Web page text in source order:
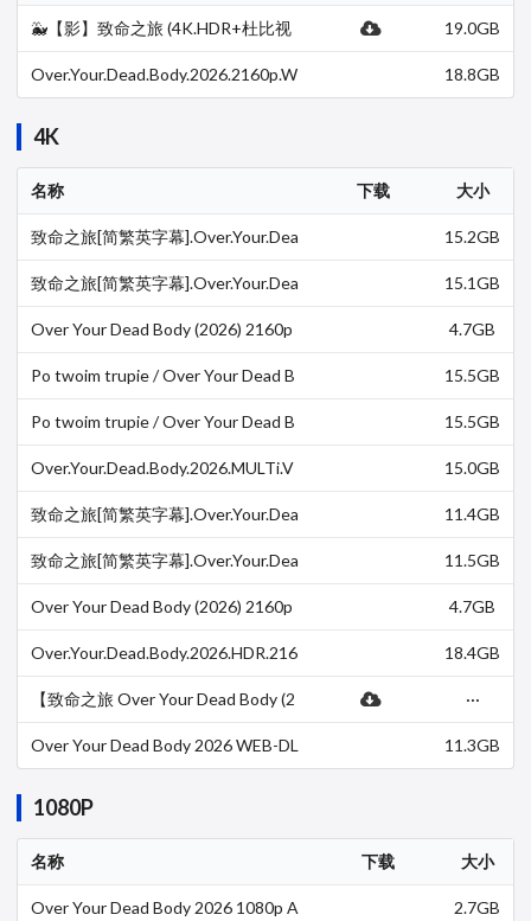
🐳【影】致命之旅 (4K.HDR+杜比视
19.0GB
Over.Your.Dead.Body.2026.2160p.W
18.8GB
4K
名称 下载 大小
致命之旅[简繁英字幕].Over.Your.Dea
DDP.5.1.H.265-D…
15.2GB
致命之旅[简繁英字幕].Over.Your.Dea
15.1GB
Over Your Dead Body (2026) 2160p
4.7GB
Po twoim trupie / Over Your Dead B
15.5GB
Po twoim trupie / Over Your Dead B
15.5GB
Over.Your.Dead.Body.2026.MULTi.V
15.0GB
致命之旅[简繁英字幕].Over.Your.Dea
DDP5.1.HDR.H.26…
11.4GB
致命之旅[简繁英字幕].Over.Your.Dea
11.5GB
Over Your Dead Body (2026) 2160p
4.7GB
Over.Your.Dead.Body.2026.HDR.216
18.4GB
【致命之旅 Over Your Dead Body (2
···
Over Your Dead Body 2026 WEB-DL
11.3GB
1080P
名称 下载 大小
Over Your Dead Body 2026 1080p A
2.7GB